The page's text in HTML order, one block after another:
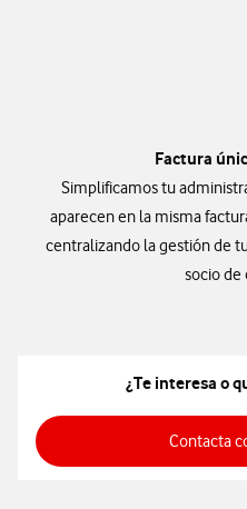
Factura
Simplificamos tu
aparecen en la misma
centralizando la gestión de
socio de
¿Te interesa o
Contacta